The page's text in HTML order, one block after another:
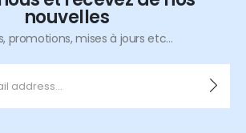
nouvelles
promotions, mises à jours etc...